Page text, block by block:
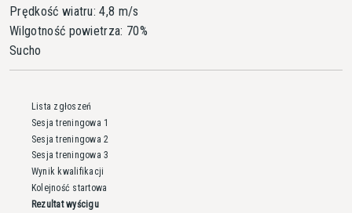
Prędkość wiatru: 4,8 m/s
Wilgotność powietrza: 70%
Sucho
Lista zgłoszeń
Sesja treningowa 1
Sesja treningowa 2
Sesja treningowa 3
Wynik kwalifikacji
Kolejność startowa
Rezultat wyścigu